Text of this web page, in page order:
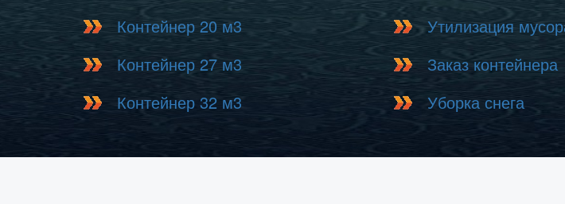
Контейнер 20 м3
Контейнер 27 м3
Контейнер 32 м3
Утилизация
Заказ контейнера
Уборка снега